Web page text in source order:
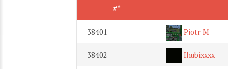
#*
38401 Piotr M
38402 Ihubixxxx